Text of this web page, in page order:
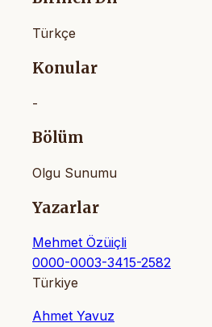
Türkçe
Konular
-
Bölüm
Olgu Sunumu
Yazarlar
Mehmet Özüiçli
0000-0003-3415-2582
Türkiye
Ahmet Yavuz